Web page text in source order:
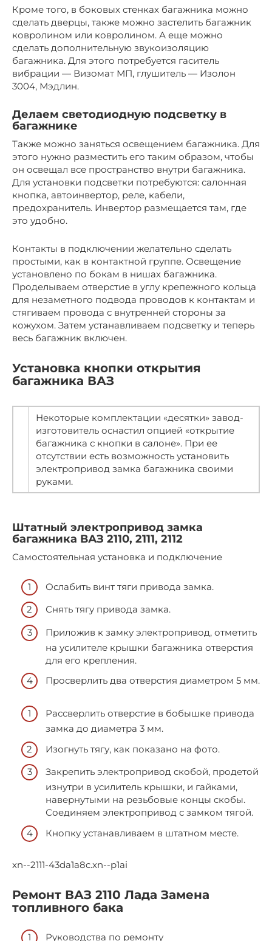
Кроме того, в боковых стенках багажника можно
сделать дверцы, также можно застелить багажник
ковролином или ковролином. А еще можно
сделать дополнительную звукоизоляцию
багажника. Для этого потребуется гаситель
вибрации — Визомат МП, глушитель — Изолон
3004, Мэдлин.
Делаем светодиодную подсветку в
багажнике
Также можно заняться освещением багажника. Для
этого нужно разместить его таким образом, чтобы
он освещал все пространство внутри багажника.
Для установки подсветки потребуются: салонная
кнопка, автоинвертор, реле, кабели,
предохранитель. Инвертор размещается там, где
это удобно.
Контакты в подключении желательно сделать
простыми, как в контактной группе. Освещение
установлено по бокам в нишах багажника.
Проделываем отверстие в углу крепежного кольца
для незаметного подвода проводов к контактам и
стягиваем провода с внутренней стороны за
кожухом. Затем устанавливаем подсветку и теперь
весь багажник включен.
Установка кнопки открытия
багажника ВАЗ
Некоторые комплектации «десятки» завод-
изготовитель оснастил опцией «открытие
багажника с кнопки в салоне». При ее
отсутствии есть возможность установить
электропривод замка багажника своими
руками.
Штатный электропривод замка
багажника ВАЗ 2110, 2111, 2112
Самостоятельная установка и подключение
Ослабить винт тяги привода замка.
Снять тягу привода замка.
Приложив к замку электропривод, отметить
на усилителе крышки багажника отверстия
для его крепления.
Просверлить два отверстия диаметром 5 мм.
Рассверлить отверстие в бобышке привода
замка до диаметра 3 мм.
Изогнуть тягу, как показано на фото.
Закрепить электропривод скобой, продетой
изнутри в усилитель крышки, и гайками,
навернутыми на резьбовые концы скобы.
Соединяем электропривод с замком тягой.
Кнопку устанавливаем в штатном месте.
xn--2111-43da1a8c.xn--p1ai
Ремонт ВАЗ 2110 Лада Замена
топливного бака
Руководства по ремонту